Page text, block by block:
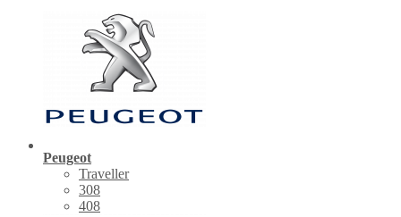
Peugeot
Traveller
308
408